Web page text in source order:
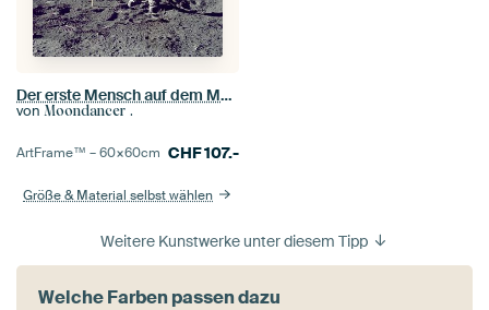
Der erste Mensch auf dem Mond, 1969
von Moondancer .
ArtFrame™ –60×60cm CHF107.-
Größe & Material selbst wählen
Weitere Kunstwerke unter diesem Tipp
Welche Farben passen dazu